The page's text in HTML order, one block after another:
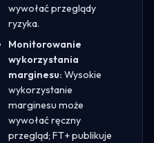
wywołać przeglądy
ryzyka.
Monitorowanie
wykorzystania
marginesu: Wysokie
wykorzystanie
marginesu może
wywołać ręczny
przegląd; FT+ publikuje